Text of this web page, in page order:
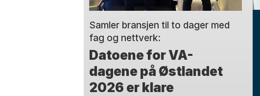
Samler bransjen til to dager med
fag og nettverk:
Datoene for VA-
dagene på Østlandet
2026 er klare